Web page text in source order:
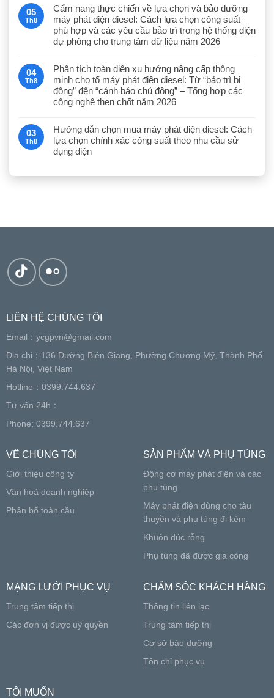
05
Th8
Cẩm nang thực chiến về lựa chọn và bảo dưỡng
máy phát điện diesel: Cách lựa chọn công suất
phù hợp và các yêu cầu bảo trì trong hệ thống điện
dự phòng cho trung tâm dữ liệu năm 2026
04
Th8
Phân tích toàn diện xu hướng nâng cấp thông
minh cho tổ máy phát điện diesel: Từ “bảo trì bị
động” đến “cảnh báo chủ động” – Tổng hợp các
công nghệ then chốt năm 2026
03
Th8
Hướng dẫn chọn mua máy phát điện diesel: Cách
lựa chọn chính xác công suất theo nhu cầu sử
dụng điện
LIÊN HỆ CHÚNG TÔI
Email： ycgpvn@gmail.com
Địa chỉ：136 Đường Biên Giang, Phường Chương Mỹ, Thành Phố
Hà Nội, Việt Nam
Hotline：0399.744.637
Tư vấn 24h：
Phone: 0399.744.637
VỀ CHÚNG TÔI
Giới thiệu công ty
Văn hoá doanh nghiệp
Phân bố toàn cầu
SẢN PHẨM VÀ PHỤ TÙNG
Động cơ máy phát điện và các
phụ tùng
Máy phát điện dùng cho tàu
thuyền và phụ tùng đi kèm
Khuôn đúc rỗng
Phụ tùng đã được gia công
MẠNG LƯỚI PHỤC VỤ
Trung tâm tiếp thị
Các đơn vị được uỷ quyền
CHĂM SÓC KHÁCH HÀNG
Thông tin liên lạc
Trung tâm tiếp thị
Cơ sở bảo dưỡng
Tôn chỉ phục vụ
TÔI MUỐN